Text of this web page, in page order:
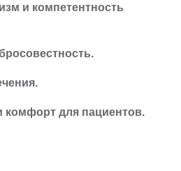
и компетентность
комфорт для пациентов.